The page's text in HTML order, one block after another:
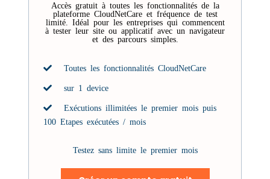
Accès gratuit à toutes les fonctionnalités de la
plateforme CloudNetCare et fréquence de test
limité. Idéal pour les entreprises qui commencent
à tester leur site ou applicatif avec un navigateur
et des parcours simples.
Toutes les fonctionnalités CloudNetCare
sur 1 device
Exécutions illimitées le premier mois puis
100 Etapes exécutées / mois
Testez sans limite le premier mois